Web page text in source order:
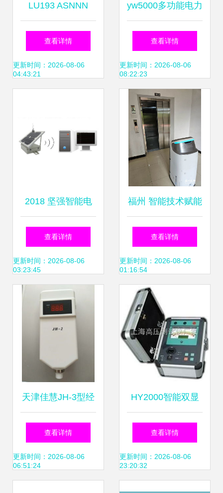
LU193 ASNNN
SDWF电力监测仪
赋能智能电网在线
查看详情
更新时间：2026-08-06
04:43:21
yw5000多功能电力
品质分析表
查看详情
更新时间：2026-08-06
08:22:23
2018 坚强智能电
网 配电线路状态监
测系统必不可少
查看详情
更新时间：2026-08-06
03:23:45
福州 智能技术赋能
养老与电力安全，
创新社会服务新模
查看详情
更新时间：2026-08-06
01:16:54
天津佳慧JH-3型经
皮黄疸检测仪 智能
制造赋能精准医疗
查看详情
更新时间：2026-08-06
06:51:24
HY2000智能双显
绝缘电阻测试仪 智
能制造与电网安全
查看详情
更新时间：2026-08-06
23:20:32